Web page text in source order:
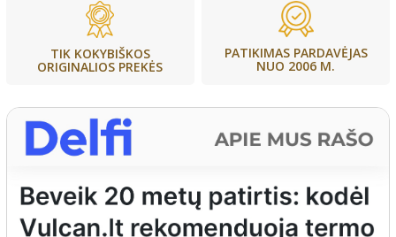
TIK KOKYBIŠKOS
ORIGINALIOS PREKĖS
PATIKIMAS PARDAVĖJAS
NUO 2006 M.